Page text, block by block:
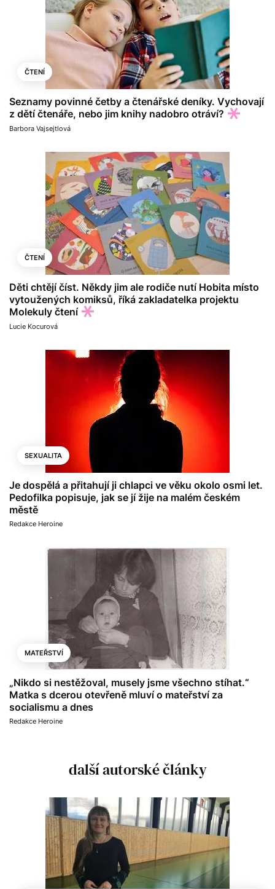
ČTENÍ
Seznamy povinné četby a čtenářské deníky. Vychovají
z dětí čtenáře, nebo jim knihy nadobro otráví?
Barbora Vajsejtlová
ČTENÍ
Děti chtějí číst. Někdy jim ale rodiče nutí Hobita místo
vytoužených komiksů, říká zakladatelka projektu
Molekuly čtení
Lucie Kocurová
SEXUALITA
Je dospělá a přitahují ji chlapci ve věku okolo osmi let.
Pedofilka popisuje, jak se jí žije na malém českém
městě
Redakce Heroine
MATEŘSTVÍ
„Nikdo si nestěžoval, musely jsme všechno stíhat.“
Matka s dcerou otevřeně mluví o mateřství za
socialismu a dnes
Redakce Heroine
další autorské články